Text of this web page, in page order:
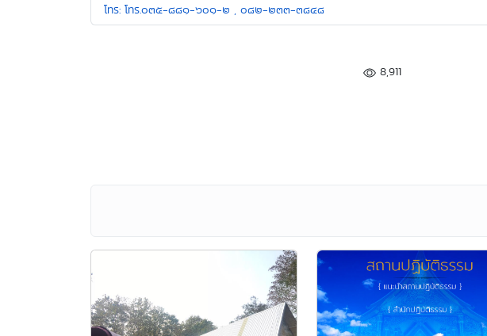
โทร: โทร.๐๓๕-๘๘๑-๖๐๑-๒ , ๐๘๒-๒๓๓-๓๘๔๘
8,911